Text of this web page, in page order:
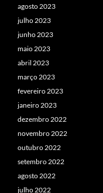
agosto 2023
julho 2023
junho 2023
maio 2023
abril 2023
março 2023
fevereiro 2023
janeiro 2023
dezembro 2022
novembro 2022
outubro 2022
setembro 2022
agosto 2022
julho 2022